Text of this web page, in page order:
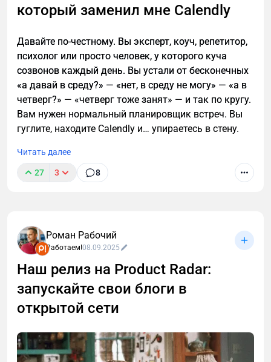
который заменил мне Calendly
Давайте по-честному. Вы эксперт, коуч, репетитор,
психолог или просто человек, у которого куча
созвонов каждый день. Вы устали от бесконечных
«а давай в среду?» — «нет, в среду не могу» — «а в
четверг?» — «четверг тоже занят» — и так по кругу.
Вам нужен нормальный планировщик встреч. Вы
гуглите, находите Calendly и… упираетесь в стену.
Читать далее
27 3 8
Роман Рабочий
Работаем!08.09.2025
Наш релиз на Product Radar:
запускайте свои блоги в
открытой сети